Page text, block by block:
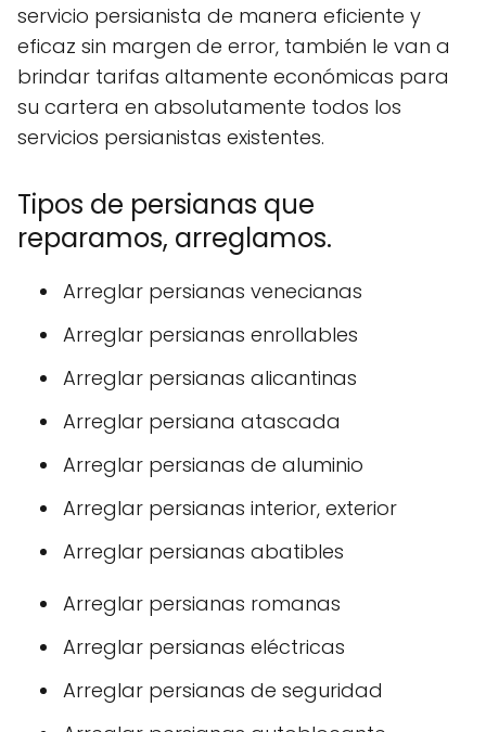
servicio persianista de manera eficiente y
eficaz sin margen de error, también le van a
brindar tarifas altamente económicas para
su cartera en absolutamente todos los
servicios persianistas existentes.
Tipos de persianas que
reparamos, arreglamos.
Arreglar persianas venecianas
Arreglar persianas enrollables
Arreglar persianas alicantinas
Arreglar persiana atascada
Arreglar persianas de aluminio
Arreglar persianas interior, exterior
Arreglar persianas abatibles
Arreglar persianas romanas
Arreglar persianas eléctricas
Arreglar persianas de seguridad